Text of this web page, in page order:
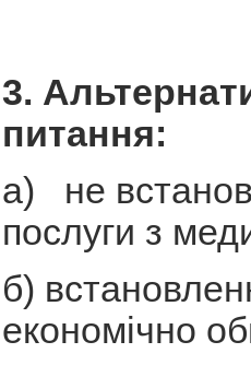
3.
питання:
а) не
послуги з
б)
економічно